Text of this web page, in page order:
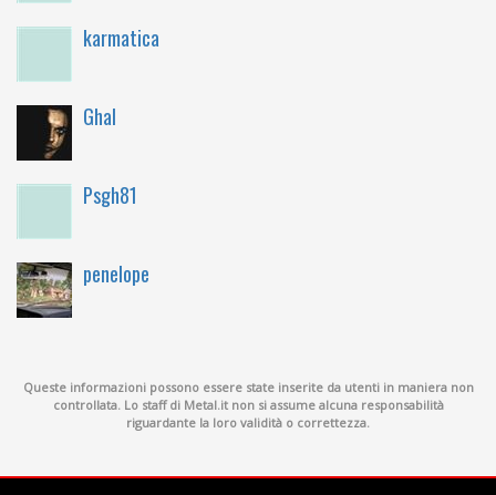
karmatica
Ghal
Psgh81
penelope
Queste informazioni possono essere state inserite da utenti in maniera non
controllata. Lo staff di Metal.it non si assume alcuna responsabilità
riguardante la loro validità o correttezza.